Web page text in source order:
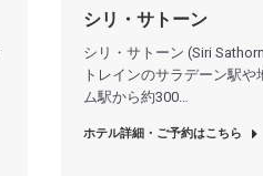
シリ・サトーン
シリ・サトーン (Siri
トレインのサラデーン駅や
ム駅から約300…
ホテル詳細・ご予約はこちら